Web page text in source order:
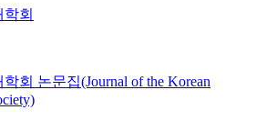
회
회 논문집(Journal of the Korean